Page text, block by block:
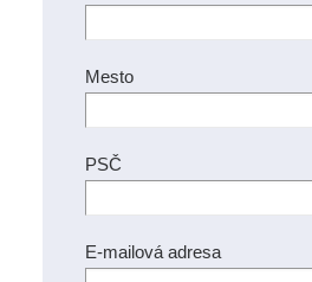
Mesto
PSČ
E-mailová adresa